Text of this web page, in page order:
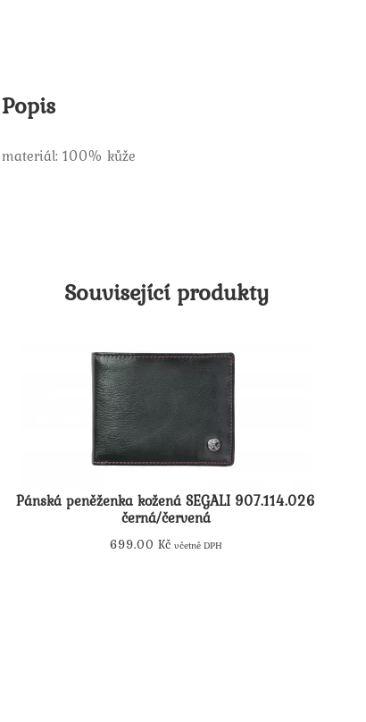
Popis
materiál: 100% kůže
Související produkty
Pánská peněženka kožená SEGALI 907.114.026
černá/červená
699.00 Kč včetně DPH